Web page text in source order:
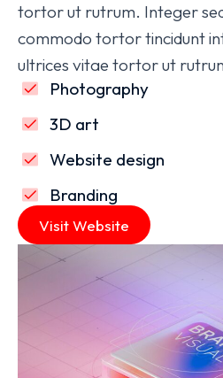
tortor ut rutrum. Integer
commodo tortor tincidunt
ultrices vitae tortor ut
Photography
3D art
Website design
Branding
Visit Website